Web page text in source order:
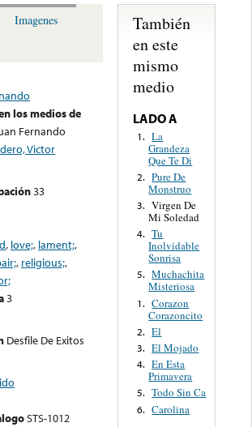
Imagenes
los medios de
Fernando
Victor
33
, love;, lament;,
, religious;,
3
Desfile De Exitos
STS-1012
También
en este
mismo
medio
LADO A
1. La
Grandeza
Que Te Di
2. Pure De
Monstruo
3. Virgen De
Mi Soledad
4. Tu
Inolvidable
Sonrisa
5. Muchachita
Misteriosa
1. Corazon
Corazoncito
2. El
3. El Mojado
4. En Esta
Primavera
5. Todo Sin Ca
6. Carolina